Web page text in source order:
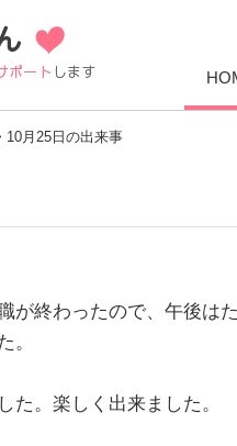
10月25日の出来事
が終わったので、午後
。
た。楽しく出来ました。